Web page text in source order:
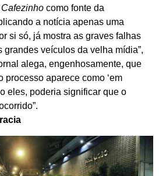
Cafezinho como fonte da
a notícia apenas uma
si só, já mostra as graves falhas
grandes veículos da velha mídia”,
alega, engenhosamente, que
processo aparece como ‘em
eles, poderia significar que o